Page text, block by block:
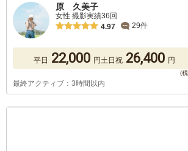
原 久美子
女性 撮影実績36回
4.97
29件
平日 22,000 円土日祝 26,400 円
最終アクティブ：3時間以内